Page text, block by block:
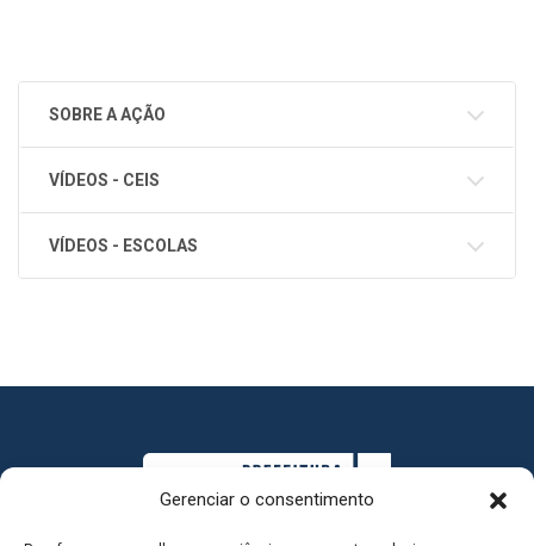
Gerenciar o consentimento
SOBRE A AÇÃO
VÍDEOS - CEIS
VÍDEOS - ESCOLAS